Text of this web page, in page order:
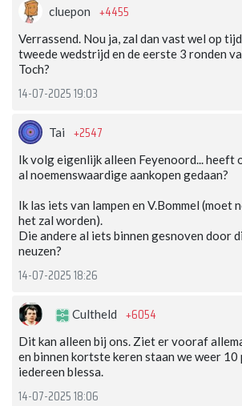
cluepon +4455
Verrassend. Nou ja, zal dan vast wel op
tweede wedstrijd en de eerste 3 ronden
Toch?
14-07-2025 19:03
Tai +2547
Ik volg eigenlijk alleen Feyenoord... heeft
al noemenswaardige aankopen gedaan?
Ik las iets van lampen en V.Bommel (moet
het zal worden).
Die andere al iets binnen gesnoven door
neuzen?
14-07-2025 18:26
Cultheld +6054
Dit kan alleen bij ons. Ziet er vooraf
en binnen kortste keren staan we weer 10
iedereen blessa.
14-07-2025 18:06